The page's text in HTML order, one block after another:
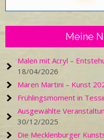
Meine
Malen mit Acryl –
18/04/2026
Maren Martini – Kunst
Frühlingsmoment in
Ausgewählte
30/12/2025
Die Mecklenburger